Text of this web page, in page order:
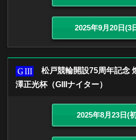
2025年9月20日(3
松戸競輪開設75周年記念
澤正光杯（GIIIナイター）
2025年8月23日(